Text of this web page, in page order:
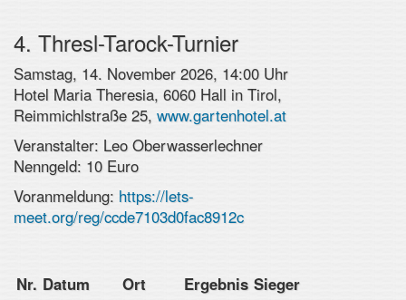
4. Thresl-Tarock-Turnier
Samstag, 14. November 2026, 14:00 Uhr
Hotel Maria Theresia, 6060 Hall in Tirol,
Reimmichlstraße 25, www.gartenhotel.at
Veranstalter: Leo Oberwasserlechner
Nenngeld: 10 Euro
Voranmeldung: https://lets-
meet.org/reg/ccde7103d0fac8912c
Nr. Datum Ort Ergebnis Sieger